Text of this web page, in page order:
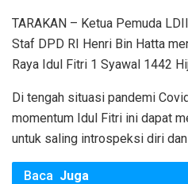
TARAKAN – Ketua Pemuda
Staf DPD RI Henri Bin Hatta
Raya Idul Fitri 1 Syawal 1442
Di tengah situasi pandemi
momentum Idul Fitri ini dapat
untuk saling introspeksi diri
Baca Juga